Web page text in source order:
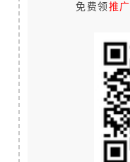
免费领 推